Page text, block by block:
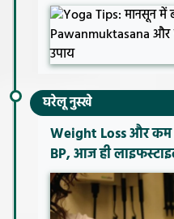
घरेलू नुस्खे
Weight Loss और कम
BP, आज ही